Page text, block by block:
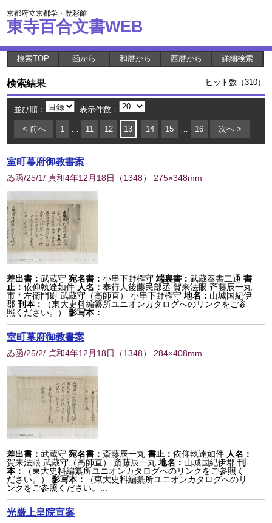
京都府立京都学・歴彩館
東寺百合文書WEB
検索TOP 函から 和暦から 西暦から 詳細検索
検索結果 ヒット数（310）
並び順： 表示件数：
< 前へ 1 … 11 12 13 14 15 … 16 次へ >
室町幕府御教書案
ゐ函/25/1/ 貞和4年12月18日 （1348） 275×348mm
差出書：武蔵守 宛名書：小串下野権守 端裏書：武蔵奉書二通 書
止：依仰執達如件 人名：奉行人後藤民部丞 賀来法眼 斉藤辰一丸
市＊左衛門尉 武蔵守（高師直） 小串下野権守 地名： 山城国紀伊
郡 刊本：
（東大史料編纂所ユニオンカタログへのリンクをご参
照ください。）
影写本：
室町幕府御教書案
ゐ函/25/2/ 貞和4年12月18日 （1348） 284×408mm
差出書：武蔵守 宛名書：斎藤辰一丸 書止：依仰執達如件 人名：
賀来法眼 武蔵守（高師直） 斎藤辰一丸 地名： 山城国紀伊郡 刊
本：
（東大史料編纂所ユニオンカタログへのリンクをご参照く
ださい。）
影写本：
（東大史料編纂所ユニオンカタログへのリ
ンクをご参照ください。...
光厳上皇院宣案